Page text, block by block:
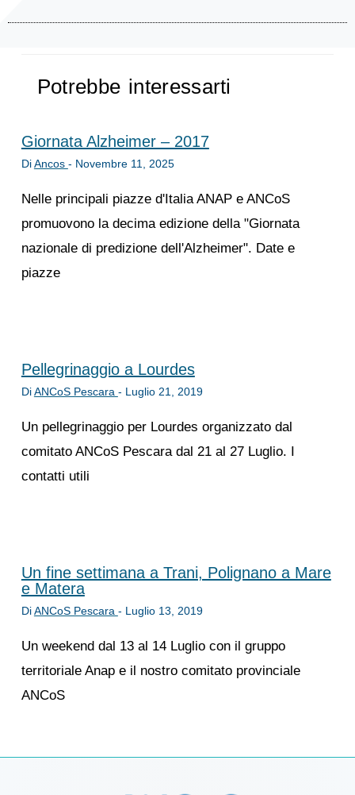
Potrebbe interessarti
Giornata Alzheimer – 2017
DiAncos - Novembre 11, 2025
Nelle principali piazze d'Italia ANAP e ANCoS
promuovono la decima edizione della "Giornata
nazionale di predizione dell'Alzheimer". Date e
piazze
Pellegrinaggio a Lourdes
DiANCoS Pescara - Luglio 21, 2019
Un pellegrinaggio per Lourdes organizzato dal
comitato ANCoS Pescara dal 21 al 27 Luglio. I
contatti utili
Un fine settimana a Trani, Polignano a Mare
e Matera
DiANCoS Pescara - Luglio 13, 2019
Un weekend dal 13 al 14 Luglio con il gruppo
territoriale Anap e il nostro comitato provinciale
ANCoS